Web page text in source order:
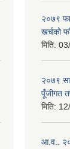
२०७९
खर्चको
मिति:
२०७९
पूँजीगत
मिति:
आ.व..